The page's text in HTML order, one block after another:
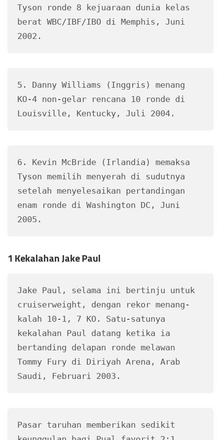
Tyson ronde 8 kejuaraan dunia kelas
berat WBC/IBF/IBO di Memphis, Juni
2002.
5. Danny Williams (Inggris) menang
KO-4 non-gelar rencana 10 ronde di
Louisville, Kentucky, Juli 2004.
6. Kevin McBride (Irlandia) memaksa
Tyson memilih menyerah di sudutnya
setelah menyelesaikan pertandingan
enam ronde di Washington DC, Juni
2005.
1 Kekalahan Jake Paul
Jake Paul, selama ini bertinju untuk
cruiserweight, dengan rekor menang-
kalah 10-1, 7 KO. Satu-satunya
kekalahan Paul datang ketika ia
bertanding delapan ronde melawan
Tommy Fury di Diriyah Arena, Arab
Saudi, Februari 2003.
Pasar taruhan memberikan sedikit